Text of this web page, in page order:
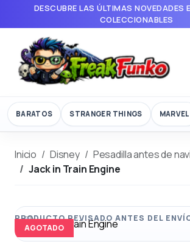
DESCUBRE LAS ÚLTIMAS NOVEDADES
COLECCIONABLES
BARATOS STRANGER THINGS MARVEL
Inicio Disney
Pesadilla antes de
Jack in Train Engine
AGOTADO